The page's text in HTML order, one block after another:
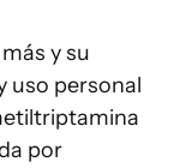
y su
uso personal
por